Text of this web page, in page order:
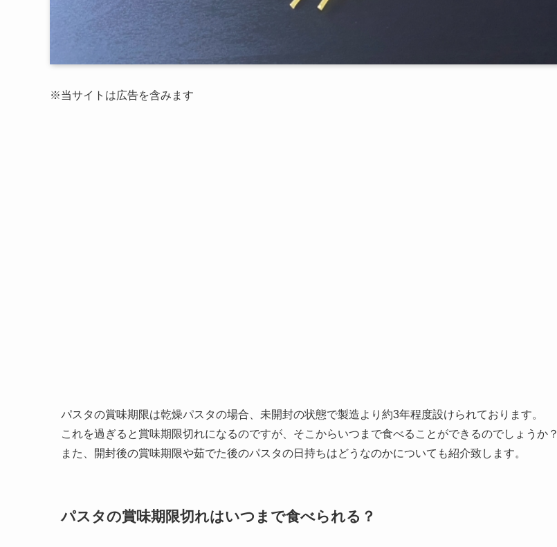
※当サイトは広告を含みます
パスタの賞味期限は乾燥パスタの場合、未開封の状態で製造より約3年程度設けられております。
これを過ぎると賞味期限切れになるのですが、そこからいつまで食べることができるのでしょうか？
また、開封後の賞味期限や茹でた後のパスタの日持ちはどうなのかについても紹介致します。
パスタの賞味期限切れはいつまで食べられる？